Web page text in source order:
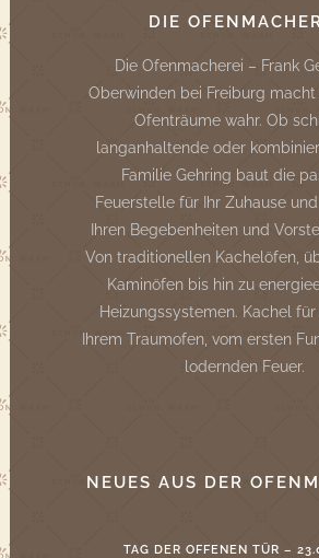
DIE
Die Ofenmacherei – Frank
Oberwinden bei Freiburg
Ofenträume wahr. Ob
langanhaltende oder
Familie Gehring baut die
Feuerstelle für Ihr Zuhause
Ihren Begebenheiten und
Von traditionellen Kachelöfen,
Kaminöfen bis hin zu
Heizungssystemen. Kachel
Ihrem Traumofen, vom ersten
lodernden Feuer.
NEUES AUS DER
TAG DER OFFENEN TÜR –